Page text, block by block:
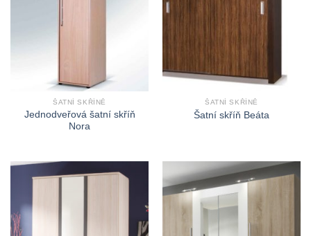
ŠATNÍ SKŘÍNĚ
Jednodveřová šatní skříň
Nora
ŠATNÍ SKŘÍNĚ
Šatní skříň Beáta